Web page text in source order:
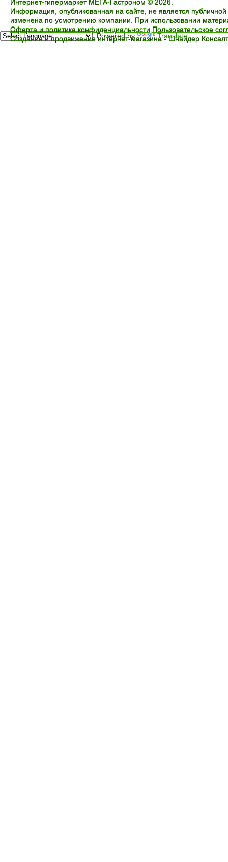
Интернет-гипермаркет МЕГА-Гастроном © 2026.
Информация, опубликованная на сайте, не является
изменена по усмотрению компании. При использовании
Оферта и политика конфиденциальности Пользовательское
Создание и продвижение интернет-магазина -Шнайдер
Powered by Translate